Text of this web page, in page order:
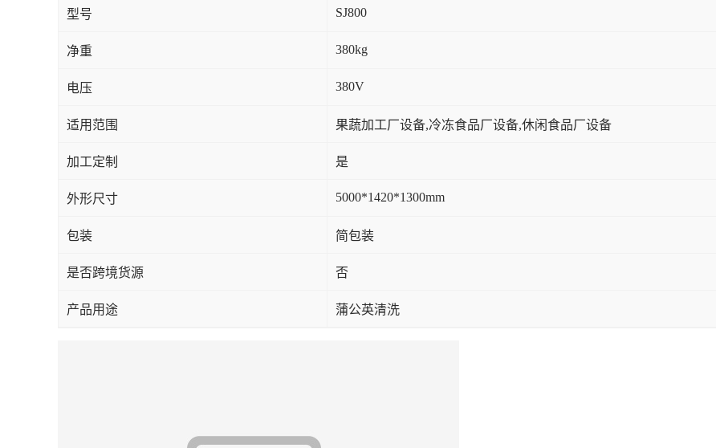
型号 SJ800
净重 380kg
电压 380V
适用范围 果蔬加工厂设备,冷冻食品厂设备,休闲食品厂设备
加工定制 是
外形尺寸 5000*1420*1300mm
包装 简包装
是否跨境货源 否
产品用途 蒲公英清洗